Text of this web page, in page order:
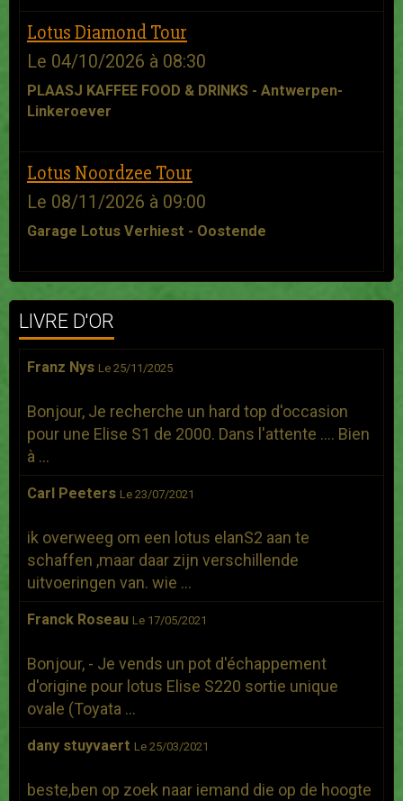
Lotus Diamond Tour
Le 04/10/2026 à 08:30
PLAASJ KAFFEE FOOD & DRINKS - Antwerpen-
Linkeroever
Lotus Noordzee Tour
Le 08/11/2026 à 09:00
Garage Lotus Verhiest - Oostende
LIVRE D'OR
Franz Nys Le 25/11/2025
Bonjour, Je recherche un hard top d'occasion
pour une Elise S1 de 2000. Dans l'attente .... Bien
à ...
Carl Peeters Le 23/07/2021
ik overweeg om een lotus elanS2 aan te
schaffen ,maar daar zijn verschillende
uitvoeringen van. wie ...
Franck Roseau Le 17/05/2021
Bonjour, - Je vends un pot d'échappement
d'origine pour lotus Elise S220 sortie unique
ovale (Toyata ...
dany stuyvaert Le 25/03/2021
beste,ben op zoek naar iemand die op de hoogte